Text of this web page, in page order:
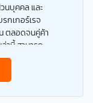
นบุคคล และ
กเกอร์เรจ
ตลอดจนคู่ค้า
านี้ สามารถ
ละข้อมูลส่วน
ประสงค์ใน
รับการขาย
ายและการ